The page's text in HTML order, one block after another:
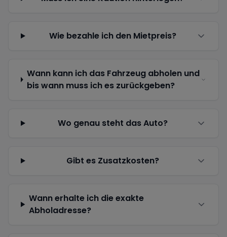
Wie bezahle ich den Mietpreis?
Wann kann ich das Fahrzeug abholen und
bis wann muss ich es zurückgeben?
Wo genau steht das Auto?
Gibt es Zusatzkosten?
Wann erhalte ich die exakte
Abholadresse?